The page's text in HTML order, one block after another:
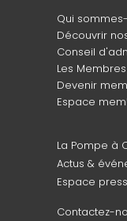
Qui
Découvrir
Conseil
Les Membres
Devenir
Espace
La Pompe à
Actus &
Espace
Contactez-